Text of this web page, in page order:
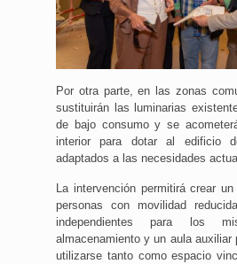
Por otra parte, en las zonas
sustituirán las luminarias
de bajo consumo y se
interior para dotar al edificio
adaptados a las necesidades
La intervención permitirá crear
personas con movilidad
independientes para los
almacenamiento y un aula auxiliar
utilizarse tanto como espacio